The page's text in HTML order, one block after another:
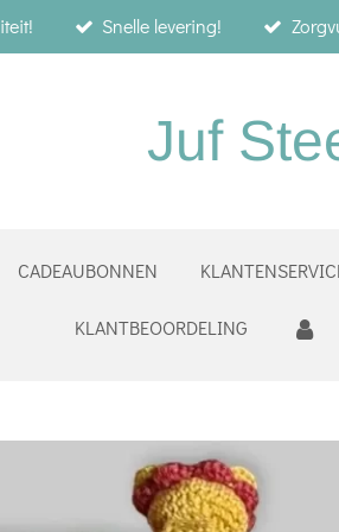
Snelle levering!
Juf
CADEAUBONNEN
KLANTBEOORDELING